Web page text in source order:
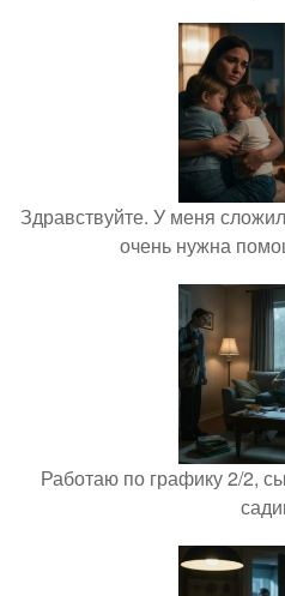
Здравствуйте. У меня
очень нужна
Работаю по графику 2/2,